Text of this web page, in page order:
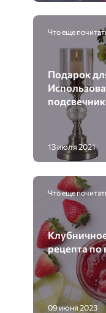
Что еще
Подарок
13 июля 2021
Что еще
рецепта по
09 июня 2023